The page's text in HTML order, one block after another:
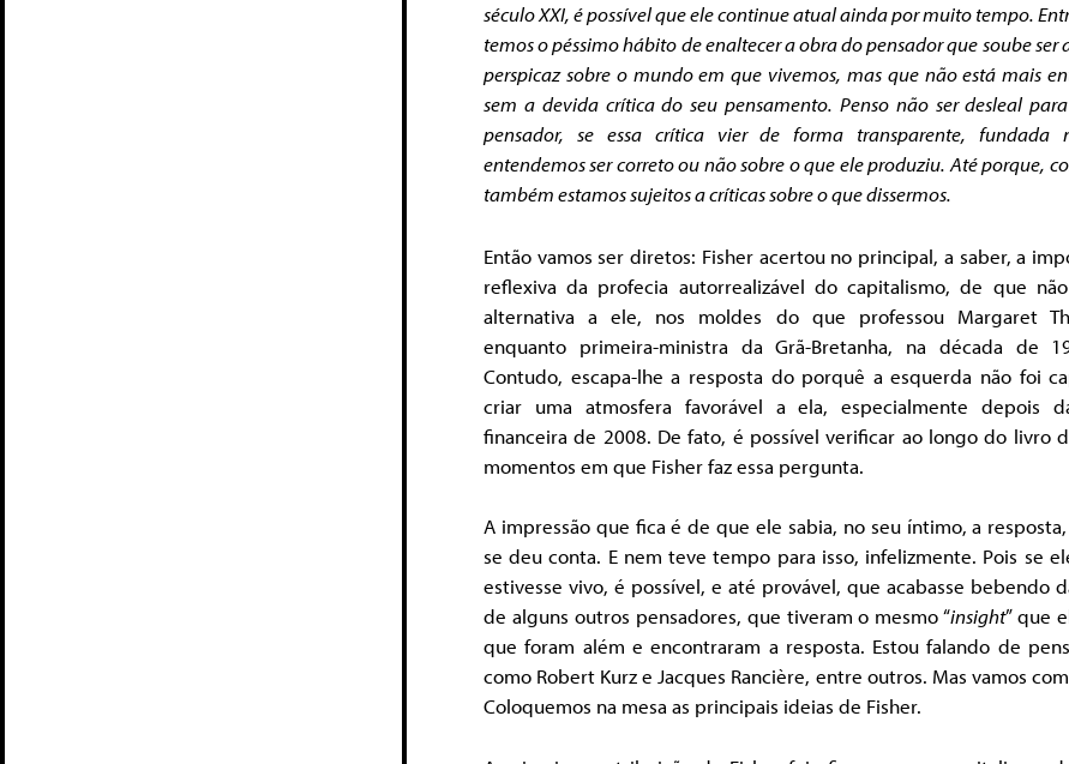
século XXI, é possível que ele continue atual ainda por muito tempo.
temos o péssimo hábito de enaltecer a obra do pensador que soube ser
perspicaz sobre o mundo em que vivemos, mas que não está mais
sem a devida crítica do seu pensamento. Penso não ser desleal
pensador, se essa crítica vier de forma transparente, fundada
entendemos ser correto ou não sobre o que ele produziu. Até porque,
também estamos sujeitos a críticas sobre o que dissermos.
Então vamos ser diretos: Fisher acertou no principal, a saber, a
reflexiva da profecia autorrealizável do capitalismo, de que
alternativa a ele, nos moldes do que professou Margaret
enquanto primeira-ministra da Grã-Bretanha, na década de
Contudo, escapa-lhe a resposta do porquê a esquerda não foi
criar uma atmosfera favorável a ela, especialmente depois
financeira de 2008. De fato, é possível verificar ao longo do livro
momentos em que Fisher faz essa pergunta.
A impressão que fica é de que ele sabia, no seu íntimo, a
se deu conta. E nem teve tempo para isso, infelizmente. Pois se
estivesse vivo, é possível, e até provável, que acabasse bebendo
de alguns outros pensadores, que tiveram o mesmo “insight” que
que foram além e encontraram a resposta. Estou falando de
como Robert Kurz e Jacques Rancière, entre outros. Mas vamos
Coloquemos na mesa as principais ideias de Fisher.